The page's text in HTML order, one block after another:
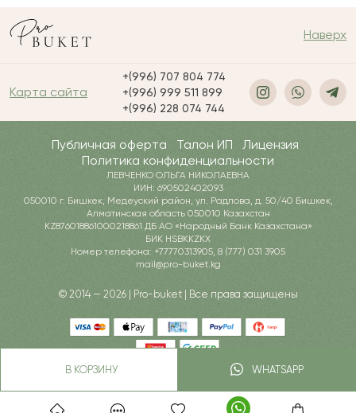
В КОРЗИНУ WHATSAPP
Наверх
Карта сайта
+(996) 707 804 774
+(996) 999 511 899
+(996) 228 074 744
Публичная оферта Талон ИП
Лицензия
Политика конфиденциальности
ЛЕВЧЕНКО ОЛЬГА НИКОЛАЕВНА
ИИН: 690502402093
050010 г. Бишкек, Медеуский район, ул. Радлова, д. 50/40 Бишкек,
Алматинская область 050010 Казахстан
KZ876018861000218861 ДБ АО «Народный Банк Казахстана»
БИК HSBKKZKX
Номер телефона: +77770313905, 8 (777) 031 3905
mail@pro-buket.kg
© 2014 — 2026 | Pro-buket | Все права защищены